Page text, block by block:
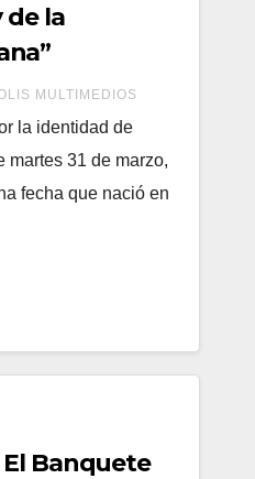
de la
MULTIMEDIOS
la identidad de
martes 31 de marzo,
fecha que nació en
El Banquete